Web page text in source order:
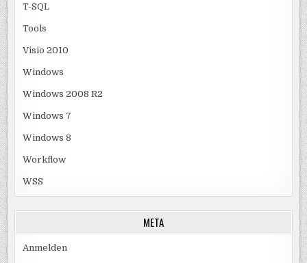
T-SQL
Tools
Visio 2010
Windows
Windows 2008 R2
Windows 7
Windows 8
Workflow
WSS
META
Anmelden